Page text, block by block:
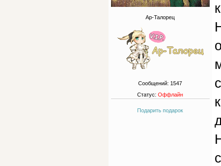
Ар-Талорец
Сообщений: 1547
Статус:Оффлайн
Подарить подарок